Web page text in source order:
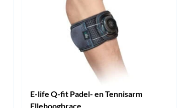
E-life Q-fit Padel- en Tennisarm
Elleboogbrace